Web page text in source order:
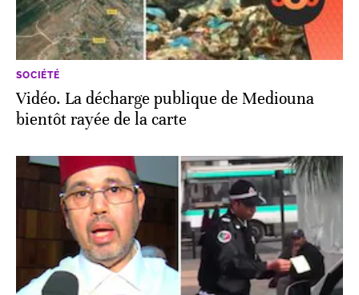
SOCIÉTÉ
Vidéo. La décharge publique de Mediouna
bientôt rayée de la carte